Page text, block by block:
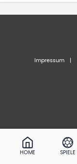
Impressum
HOME SPIELE